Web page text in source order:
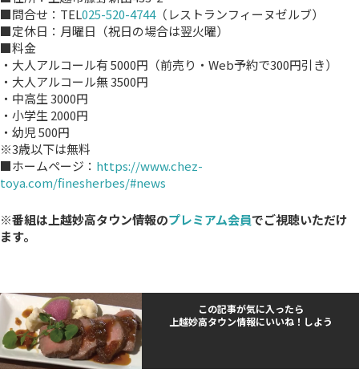
■問合せ：TEL025-520-4744（レストランフィーヌゼルブ）
■定休日：月曜日（祝日の場合は翌火曜）
■料金
・大人アルコール有 5000円（前売り・Web予約で300円引き）
・大人アルコール無 3500円
・中高生 3000円
・小学生 2000円
・幼児 500円
※3歳以下は無料
■ホームページ： https://www.chez-
toya.com/finesherbes/#news
※番組は上越妙高タウン情報のプレミアム会員でご視聴いただけ
ます。
この記事が気に入ったら
上越妙高タウン情報にいいね！しよう